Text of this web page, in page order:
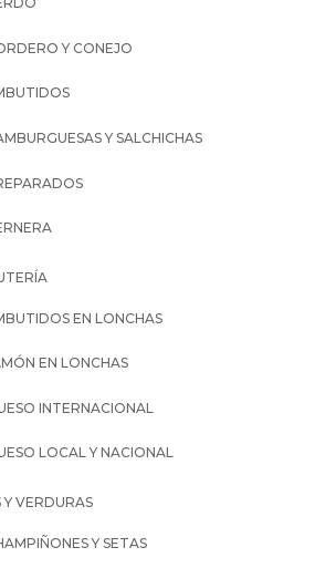
Y CONEJO
Y SALCHICHAS
EN LONCHAS
EN LONCHAS
INTERNACIONAL
LOCAL Y NACIONAL
Y VERDURAS
Y SETAS